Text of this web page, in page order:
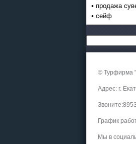
• продажа
• сейф
© Турфирма
Адрес: г.
График
Мы в